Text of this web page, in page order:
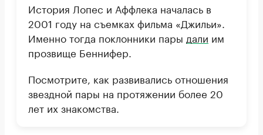
История Лопес и Аффлека началась в
2001 году на съемках фильма «Джильи».
Именно тогда поклонники пары дали им
прозвище Беннифер.
Посмотрите, как развивались отношения
звездной пары на протяжении более 20
лет их знакомства.